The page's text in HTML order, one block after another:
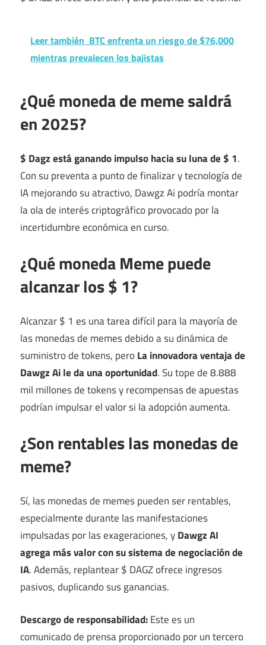
Leer también BTC enfrenta un riesgo de $76,000
mientras prevalecen los bajistas
¿Qué moneda de meme saldrá
en 2025?
$ Dagz está ganando impulso hacia su luna de $ 1.
Con su preventa a punto de finalizar y tecnología de
IA mejorando su atractivo, Dawgz Ai podría montar
la ola de interés criptográfico provocado por la
incertidumbre económica en curso.
¿Qué moneda Meme puede
alcanzar los $ 1?
Alcanzar $ 1 es una tarea difícil para la mayoría de
las monedas de memes debido a su dinámica de
suministro de tokens, pero La innovadora ventaja de
Dawgz Ai le da una oportunidad. Su tope de 8.888
mil millones de tokens y recompensas de apuestas
podrían impulsar el valor si la adopción aumenta.
¿Son rentables las monedas de
meme?
Sí, las monedas de memes pueden ser rentables,
especialmente durante las manifestaciones
impulsadas por las exageraciones, yDawgz AI
agrega más valor con su sistema de negociación de
IA. Además, replantear $ DAGZ ofrece ingresos
pasivos, duplicando sus ganancias.
Descargo de responsabilidad:Este es un
comunicado de prensa proporcionado por un tercero